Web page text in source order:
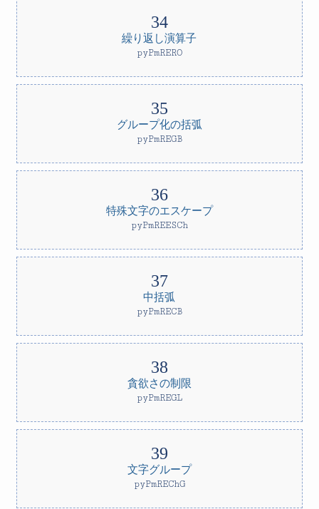
繰り返し演算子
pyPmRERO
グループ化の括弧
pyPmREGB
特殊文字のエスケープ
pyPmREESCh
中括弧
pyPmRECB
貪欲さの制限
pyPmREGL
文字グループ
pyPmREChG